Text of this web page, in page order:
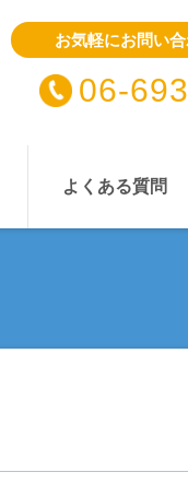
お気軽にお問い
06-
よくある質問